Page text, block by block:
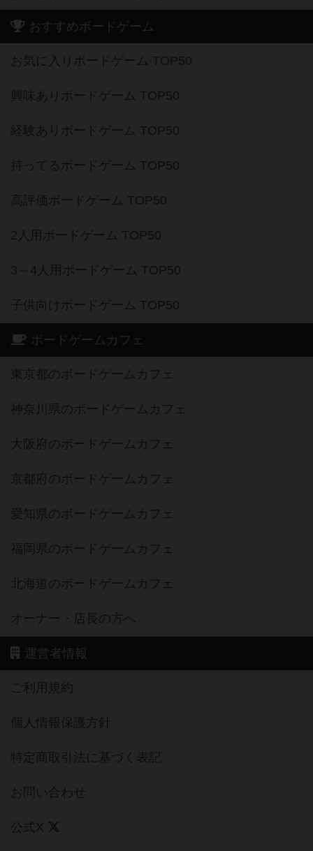
おすすめボードゲーム
お気に入りボードゲーム TOP50
興味ありボードゲーム TOP50
経験ありボードゲーム TOP50
持ってるボードゲーム TOP50
高評価ボードゲーム TOP50
2人用ボードゲーム TOP50
3～4人用ボードゲーム TOP50
子供向けボードゲーム TOP50
ボードゲームカフェ
東京都のボードゲームカフェ
神奈川県のボードゲームカフェ
大阪府のボードゲームカフェ
京都府のボードゲームカフェ
愛知県のボードゲームカフェ
福岡県のボードゲームカフェ
北海道のボードゲームカフェ
オーナー・店長の方へ
運営者情報
ご利用規約
個人情報保護方針
特定商取引法に基づく表記
お問い合わせ
公式X